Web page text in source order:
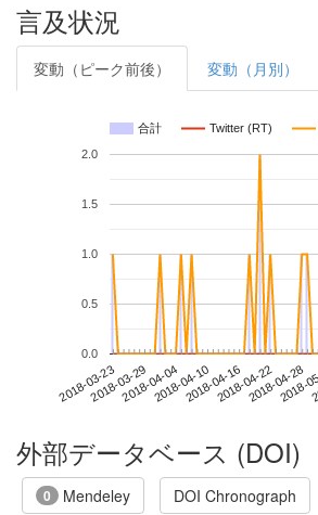
言及状況
変動（ピーク前後） 変動（月別）
合計 Twitter (RT)
2018-03-232018-03-292018-04-042018-04-102018-04-162018-04-222018-04-28
2018-
0.0
0.5
1.0
1.5
2.0
外部データベース (DOI)
0 Mendeley DOI Chronograph